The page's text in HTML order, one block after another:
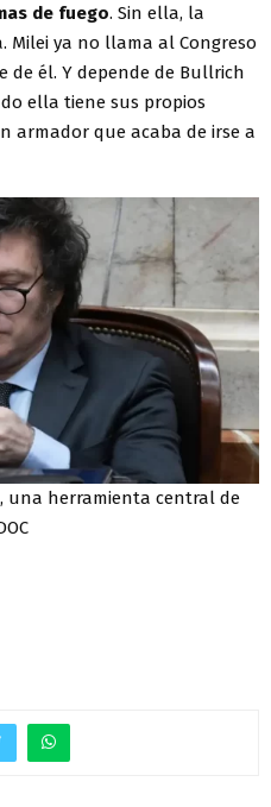
de fuego. Sin ella, la
Milei ya no llama al Congreso
de él. Y depende de Bullrich
ella tiene sus propios
armador que acaba de irse a
una herramienta central de